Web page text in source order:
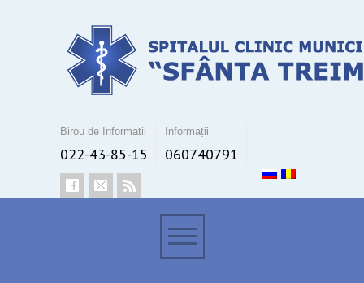
Birou de Informatii
022-43-85-15
Informații
060740791